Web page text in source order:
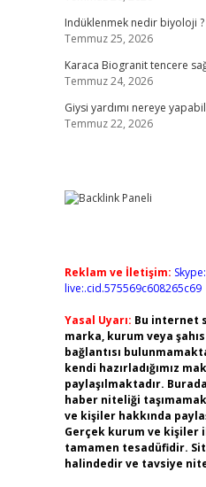
Indüklenmek nedir biyoloji ?
Temmuz 25, 2026
Karaca Biogranit tencere
Temmuz 24, 2026
Giysi yardımı nereye
Temmuz 22, 2026
Reklam ve İletişim: Skype:
live:.cid.575569c608265c69
Yasal Uyarı: Bu internet
marka, kurum veya
bağlantısı
kendi hazırladığımız
paylaşılmaktadır.
haber niteliği
ve kişiler hakkında
Gerçek kurum ve
tamamen tesadüfidir.
halindedir ve tavsiye